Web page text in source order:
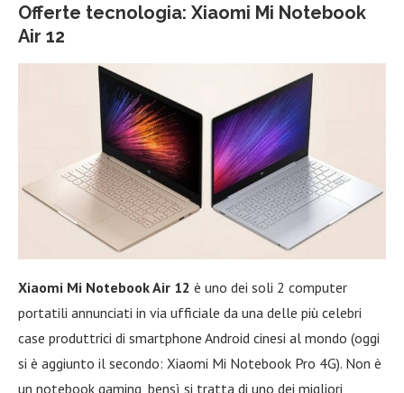
Offerte tecnologia: Xiaomi Mi Notebook
Air 12
Xiaomi Mi Notebook Air 12 è uno dei soli 2 computer
portatili annunciati in via ufficiale da una delle più celebri
case produttrici di smartphone Android cinesi al mondo (oggi
si è aggiunto il secondo: Xiaomi Mi Notebook Pro 4G). Non è
un notebook gaming, bensì si tratta di uno dei migliori